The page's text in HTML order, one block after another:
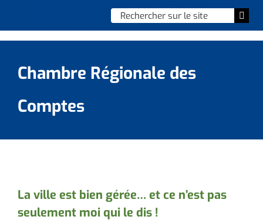
Chercher
:
Vie municipale
Vie quotidienne
Social & solidarité
Chambre Régionale des
Comptes
La ville est bien gérée… et ce n’est pas
seulement moi qui le dis !